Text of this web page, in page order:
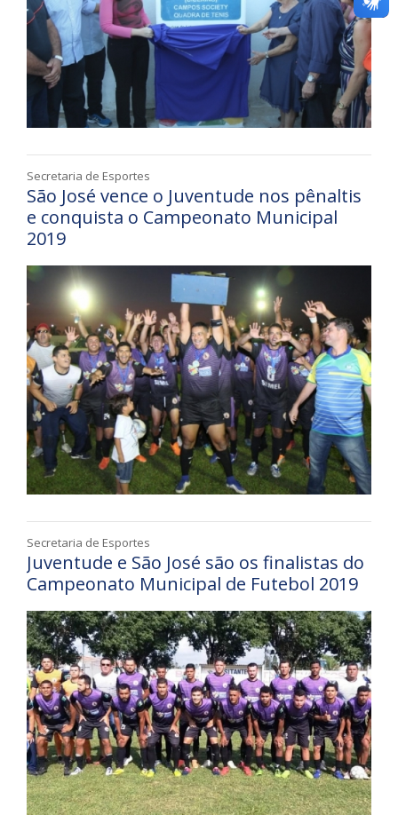
Secretaria de Esportes
São José vence o Juventude nos pênaltis
e conquista o Campeonato Municipal
2019
Secretaria de Esportes
Juventude e São José são os finalistas do
Campeonato Municipal de Futebol 2019